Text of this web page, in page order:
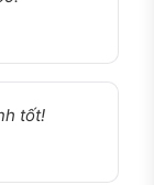
tốt!